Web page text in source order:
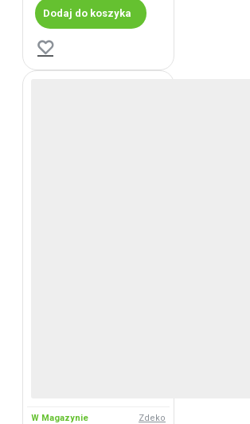
Dodaj do koszyka
W Magazynie Zdeko